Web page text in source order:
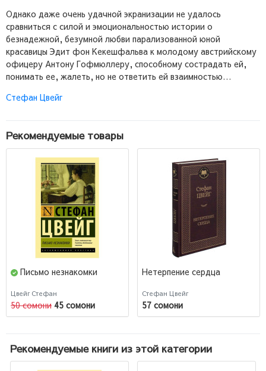
Однако даже очень удачной экранизации не удалось
сравниться с силой и эмоциональностью истории о
безнадежной, безумной любви парализованной юной
красавицы Эдит фон Кекешфальва к молодому австрийскому
офицеру Антону Гофмюллеру, способному сострадать ей,
понимать ее, жалеть, но не ответить ей взаимностью…
Стефан Цвейг
Рекомендуемые товары
Письмо незнакомки
Цвейг Стефан
50 сомони 45 сомони
Нетерпение сердца
Стефан Цвейг
57 сомони
Рекомендуемые книги из этой категории